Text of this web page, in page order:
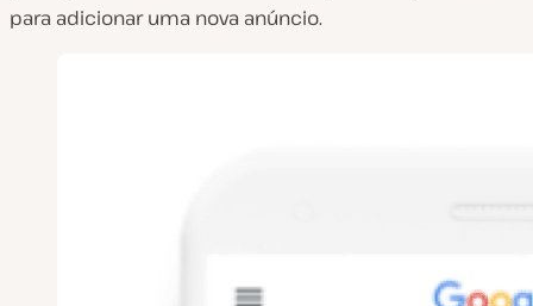
para adicionar uma nova anúncio.